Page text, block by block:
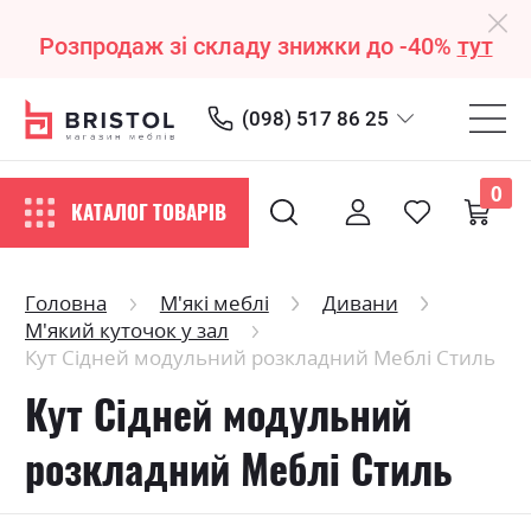
Розпродаж зі складу знижки до -40% тут
(098) 517 86 25
КАТАЛОГ ТОВАРІВ
0
Головна М'які меблі
Дивани
М'який куточок у зал
Кут Сідней модульний розкладний Меблі Стиль
Кут Сідней модульний
розкладний Меблі Стиль